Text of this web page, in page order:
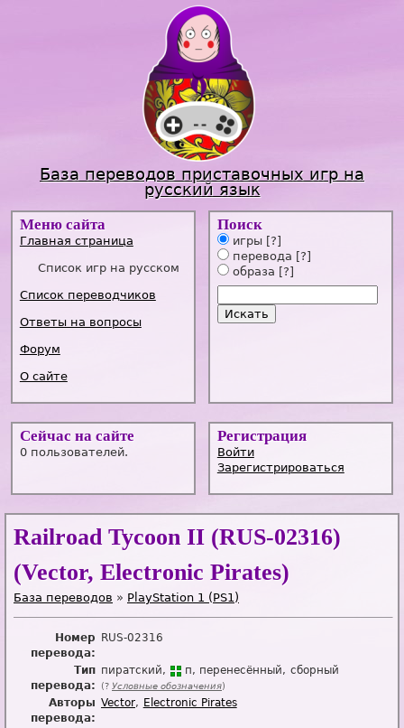
Jump to navigation
База переводов приставочных игр на
русский язык
Меню сайта
Главная страница
Список игр на русском
Список переводчиков
Ответы на вопросы
Форум
О сайте
Поиск
игры [?]
перевода [?]
образа [?]
Сейчас на сайте
0 пользователей.
Регистрация
Войти
Зарегистрироваться
Railroad Tycoon II (RUS-02316)
(Vector, Electronic Pirates)
База переводов » PlayStation 1 (PS1)
Номер
перевода:
RUS-02316
Тип
перевода:
пиратский п перенесённый сборный
(? Условные обозначения)
Авторы
перевода:
Vector Electronic Pirates